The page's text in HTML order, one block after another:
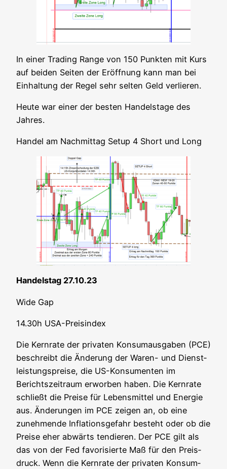
In einer Tra­ding Ran­ge von 150 Punk­ten mit Kurs
auf bei­den Sei­ten der Eröff­nung kann man bei
Ein­hal­tung der Regel sehr sel­ten Geld verlieren.
Heu­te war einer der bes­ten Han­dels­ta­ge des
Jahres.
Han­del am Nach­mit­tag Set­up 4 Short und Long
Han­dels­tag 27.10.23
Wide Gap
14.30h USA-Preis­in­dex
Die Kern­ra­te der pri­va­ten Kon­sum­aus­ga­ben (PCE)
beschreibt die Ände­rung der Waren- und Dienst­
leis­tungs­prei­se, die US-Kon­su­men­ten im
Berichts­zeit­raum erwor­ben haben. Die Kern­ra­te
schließt die Prei­se für Lebens­mit­tel und Ener­gie
aus. Ände­run­gen im PCE zei­gen an, ob eine
zuneh­men­de Infla­ti­ons­ge­fahr besteht oder ob die
Prei­se eher abwärts ten­die­ren. Der PCE gilt als
das von der Fed favo­ri­sier­te Maß für den Preis­
druck. Wenn die Kern­ra­te der pri­va­ten Kon­sum­